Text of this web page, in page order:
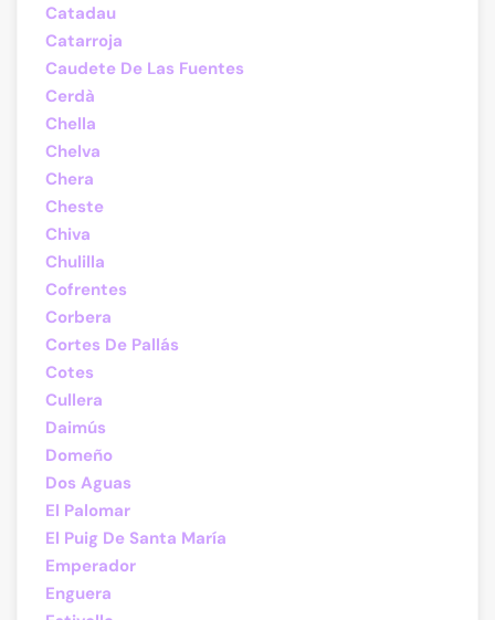
Catadau
Catarroja
Caudete De Las Fuentes
Cerdà
Chella
Chelva
Chera
Cheste
Chiva
Chulilla
Cofrentes
Corbera
Cortes De Pallás
Cotes
Cullera
Daimús
Domeño
Dos Aguas
El Palomar
El Puig De Santa María
Emperador
Enguera